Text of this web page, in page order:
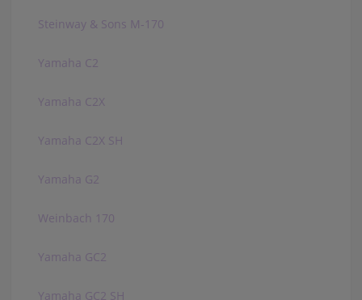
Steinway & Sons M-170
Yamaha C2
Yamaha C2X
Yamaha C2X SH
Yamaha G2
Weinbach 170
Yamaha GC2
Yamaha GC2 SH